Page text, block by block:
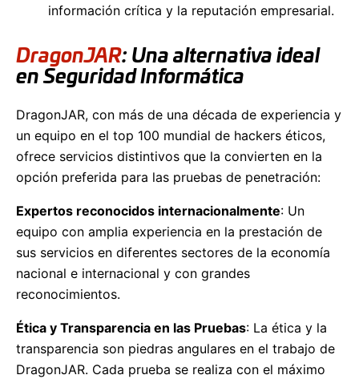
información crítica y la reputación empresarial.
DragonJAR: Una alternativa ideal
en Seguridad Informática
DragonJAR, con más de una década de experiencia y
un equipo en el top 100 mundial de hackers éticos,
ofrece servicios distintivos que la convierten en la
opción preferida para las pruebas de penetración:
Expertos reconocidos internacionalmente: Un
equipo con amplia experiencia en la prestación de
sus servicios en diferentes sectores de la economía
nacional e internacional y con grandes
reconocimientos.
Ética y Transparencia en las Pruebas: La ética y la
transparencia son piedras angulares en el trabajo de
DragonJAR. Cada prueba se realiza con el máximo